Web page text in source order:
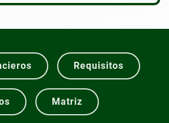
Requisitos
Matriz